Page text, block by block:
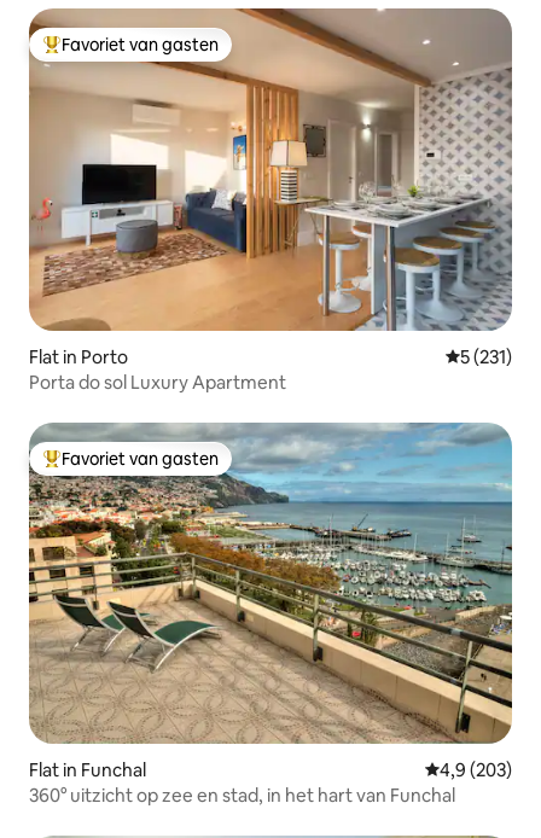
Topfavoriet van gasten
Favoriet van gasten
Flat in Porto
5 (231)
Porta do sol Luxury Apartment
Topfavoriet van gasten
Favoriet van gasten
Flat in Funchal Gemiddelde
4,9 (203)
360° uitzicht op zee en stad, in het hart van Funchal